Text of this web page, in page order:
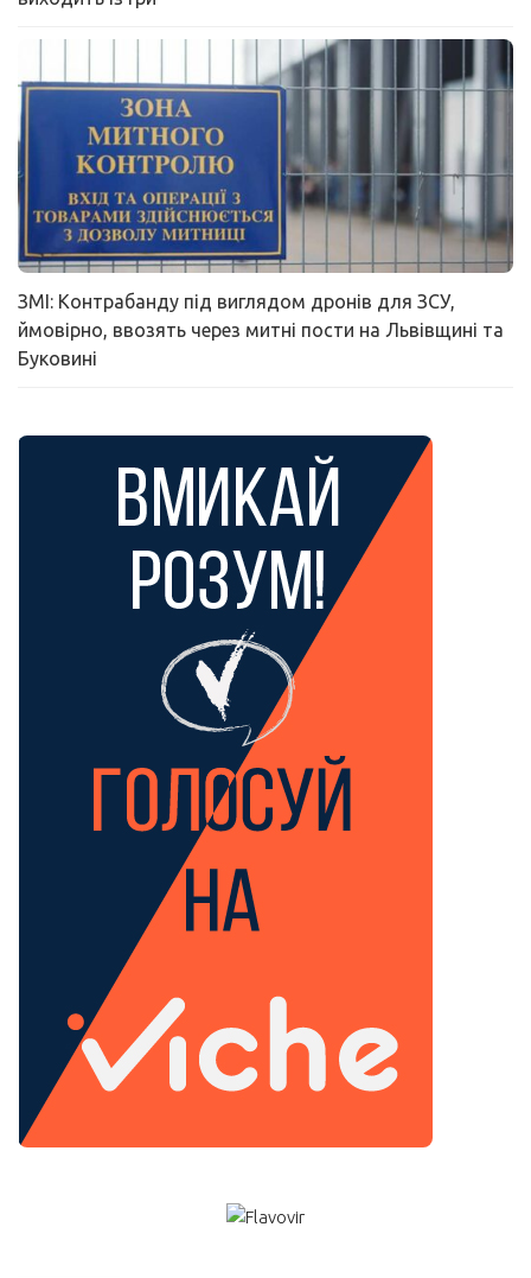
ЗМІ: Контрабанду під виглядом дронів для ЗСУ,
ймовірно, ввозять через митні пости на Львівщині та
Буковині